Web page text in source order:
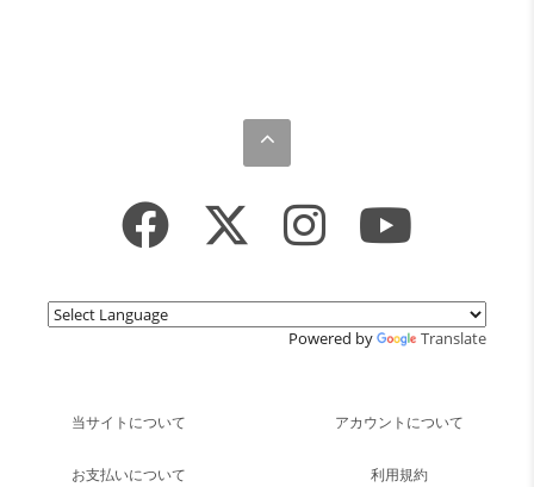
Powered by Translate
当サイトについて アカウントについて
お支払いについて 利用規約